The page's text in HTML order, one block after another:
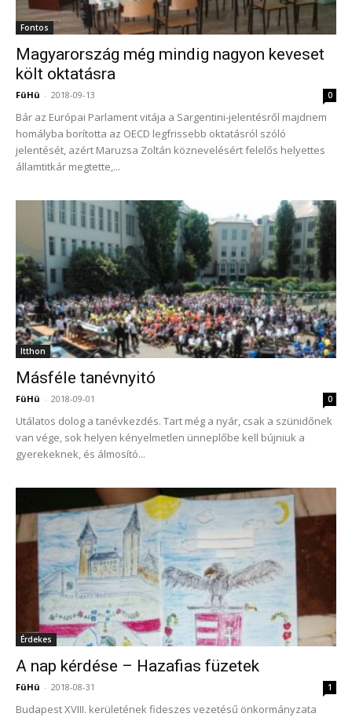
Fontos
Magyarország még mindig nagyon keveset
költ oktatásra
FüHü - 2018-09-13 0
Bár az Európai Parlament vitája a Sargentini-jelentésről majdnem
homályba borította az OECD legfrissebb oktatásról szóló
jelentését, azért Maruzsa Zoltán köznevelésért felelős helyettes
államtitkár megtette,...
Itthon
Másféle tanévnyitó
FüHü - 2018-09-01 0
Utálatos dolog a tanévkezdés. Tart még a nyár, csak a szünidőnek
van vége, sok helyen kényelmetlen ünneplőbe kell bújniuk a
gyerekeknek, és álmosító...
Érdekes
A nap kérdése – Hazafias füzetek
FüHü - 2018-08-31 1
Budapest XVIII. kerületének fideszes vezetésű önkormányzata